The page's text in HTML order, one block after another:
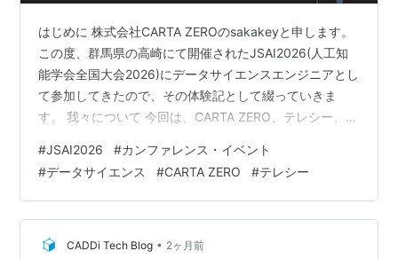
はじめに 株式会社CARTA ZEROのsakakeyと申します。
この度、群馬県の高崎にて開催されたJSAI2026(人工知
能学会全国大会2026)にデータサイエンスエンジニアとし
て参加してきたので、その体験記として綴っていきま
す。 我々について 今回は、CARTA ZERO、テレシー、
を出展しました。 CARTA ZERO、テレシーは、CARTA
HOLDINGSの子会社として存在します。また、CARTA AI
Labは、全社を横断してAI利活用に取り組む組織で、事業
課題の解決や基盤の構築などに取り組んでいます。 デー
タサイエン…
#JSAI2026 #カンファレンス・イベント
#データサイエンス #CARTA ZERO #テレシー
CADDi Tech Blog • 2ヶ月前